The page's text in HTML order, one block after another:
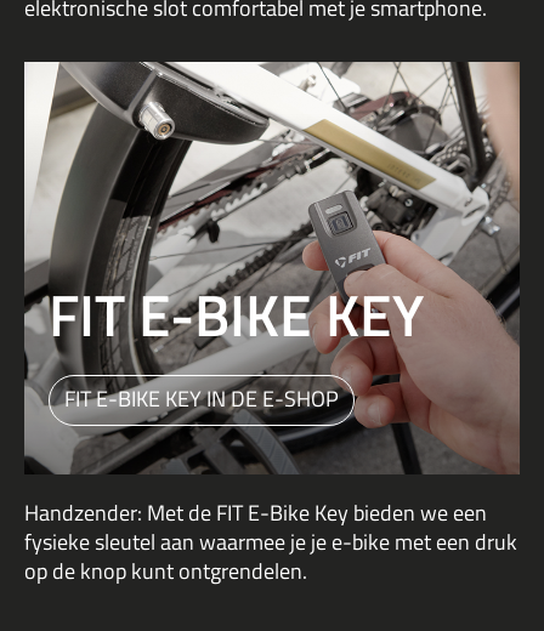
elektronische slot comfortabel met je smartphone.
FIT E-BIKE KEY
FIT E-BIKE KEY IN DE E-SHOP
Handzender: Met de FIT E-Bike Key bieden we een
fysieke sleutel aan waarmee je je e-bike met een druk
op de knop kunt ontgrendelen.